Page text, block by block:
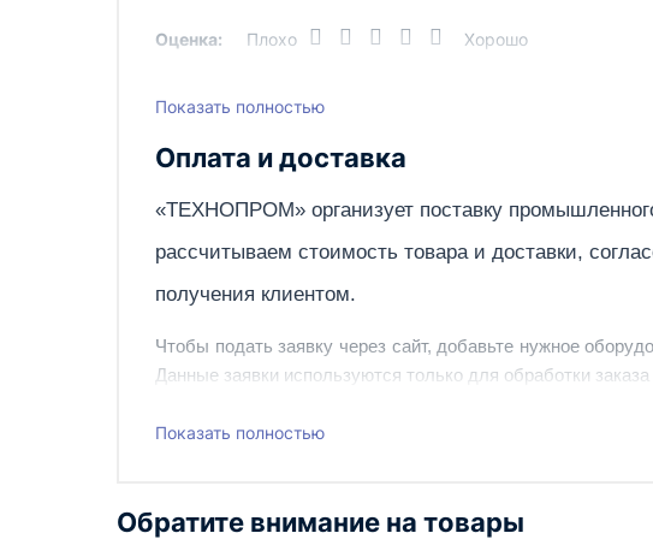
Оценка: Плохо Хорошо
Написать отзыв
Показать полностью
Оплата и доставка
«ТЕХНОПРОМ» организует поставку
рассчитываем стоимость товара и доставки,
получения клиентом.
Чтобы подать заявку через сайт, добавьте нужное
Данные заявки используются только для обработки заказа
Наш сотрудник свяжется с вами, чтобы подтвердить
Показать полностью
Обратите внимание на товары